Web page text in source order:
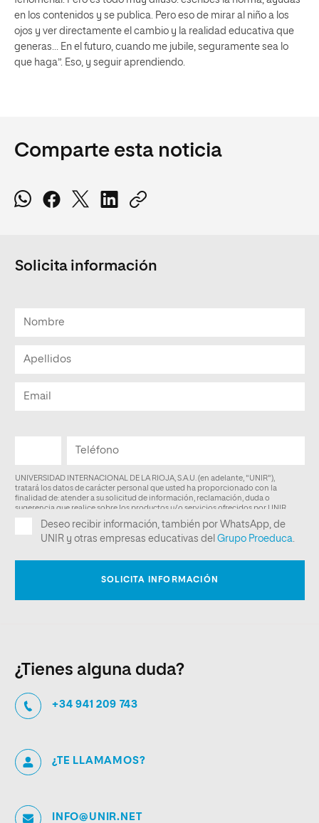
en los contenidos y se publica. Pero eso de mirar al niño a los
ojos y ver directamente el cambio y la realidad educativa que
generas… En el futuro, cuando me jubile, seguramente sea lo
que haga”. Eso, y seguir aprendiendo.
Comparte esta noticia
Solicita información
¿Tienes alguna duda?
+34 941 209 743
¿TE LLAMAMOS?
INFO@UNIR.NET